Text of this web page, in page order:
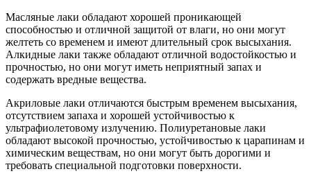
Масляные лаки обладают хорошей проникающей
способностью и отличной защитой от влаги, но они могут
желтеть со временем и имеют длительный срок высыхания.
Алкидные лаки также обладают отличной водостойкостью и
прочностью, но они могут иметь неприятный запах и
содержать вредные вещества.
Акриловые лаки отличаются быстрым временем высыхания,
отсутствием запаха и хорошей устойчивостью к
ультрафиолетовому излучению. Полиуретановые лаки
обладают высокой прочностью, устойчивостью к царапинам и
химическим веществам, но они могут быть дорогими и
требовать специальной подготовки поверхности.